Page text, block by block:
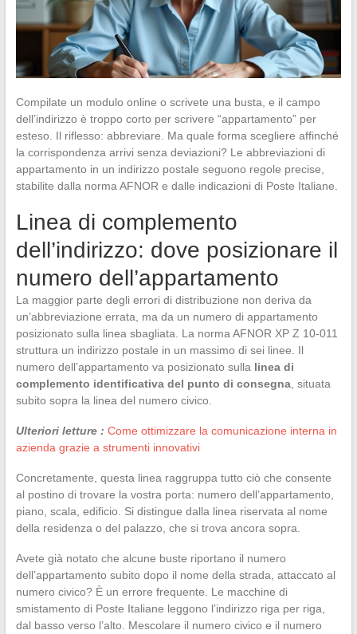
Compilate un modulo online o scrivete una busta, e il campo
dell’indirizzo è troppo corto per scrivere “appartamento” per
esteso. Il riflesso: abbreviare. Ma quale forma scegliere affinché
la corrispondenza arrivi senza deviazioni? Le abbreviazioni di
appartamento in un indirizzo postale seguono regole precise,
stabilite dalla norma AFNOR e dalle indicazioni di Poste Italiane.
Linea di complemento
dell’indirizzo: dove posizionare il
numero dell’appartamento
La maggior parte degli errori di distribuzione non deriva da
un’abbreviazione errata, ma da un numero di appartamento
posizionato sulla linea sbagliata. La norma AFNOR XP Z 10-011
struttura un indirizzo postale in un massimo di sei linee. Il
numero dell’appartamento va posizionato sulla linea di
complemento identificativa del punto di consegna, situata
subito sopra la linea del numero civico.
Ulteriori letture : Come ottimizzare la comunicazione interna in
azienda grazie a strumenti innovativi
Concretamente, questa linea raggruppa tutto ciò che consente
al postino di trovare la vostra porta: numero dell’appartamento,
piano, scala, edificio. Si distingue dalla linea riservata al nome
della residenza o del palazzo, che si trova ancora sopra.
Avete già notato che alcune buste riportano il numero
dell’appartamento subito dopo il nome della strada, attaccato al
numero civico? È un errore frequente. Le macchine di
smistamento di Poste Italiane leggono l’indirizzo riga per riga,
dal basso verso l’alto. Mescolare il numero civico e il numero